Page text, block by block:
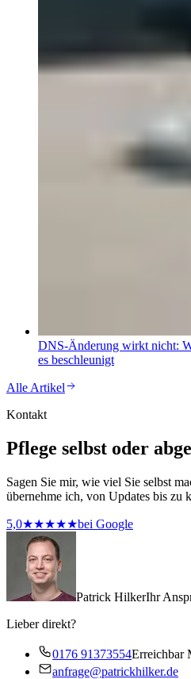
DNS-Änderung wirkt nicht:
es beschleunigt
Alle Artikel
Kontakt
Pflege selbst oder
Sagen Sie mir, wie viel Sie selbst
übernehme ich, von Updates bis zu
5,0★★★★★bei Google
Patrick HilkerIhr
Lieber direkt?
0176 91373554Erreichbar
anfrage@patrickhilker.de